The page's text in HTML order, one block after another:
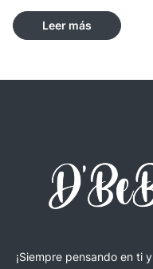
Leer más
¡Siempre pensando en ti